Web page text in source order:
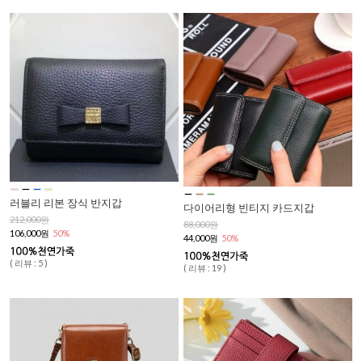
러블리 리본 장식 반지갑
212,000원
106,000원 50%
( 리뷰 : 5 )
다이어리형 빈티지 카드지갑
88,000원
44,000원 50%
( 리뷰 : 19 )